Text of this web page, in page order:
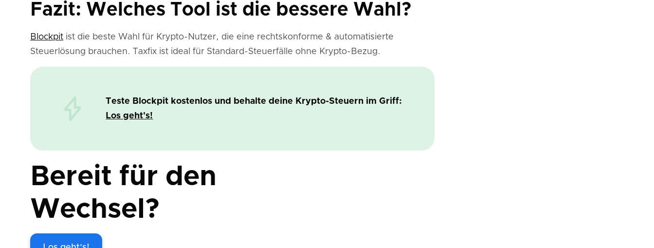
Fazit: Welches Tool ist die bessere Wahl?
Blockpit ist die beste Wahl für Krypto-Nutzer, die eine rechtskonforme & automatisierte
Steuerlösung brauchen. Taxfix ist ideal für Standard-Steuerfälle ohne Krypto-Bezug.
Teste Blockpit kostenlos und behalte deine Krypto-Steuern im Griff:
Los geht's!
Bereit für den
Wechsel?